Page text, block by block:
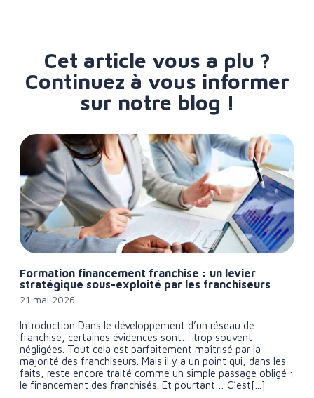
Cet article vous a plu ?
Continuez à vous informer
sur notre blog !
Formation financement franchise : un levier
stratégique sous-exploité par les franchiseurs
21 mai 2026
Introduction Dans le développement d’un réseau de
franchise, certaines évidences sont… trop souvent
négligées. Tout cela est parfaitement maîtrisé par la
majorité des franchiseurs. Mais il y a un point qui, dans les
faits, reste encore traité comme un simple passage obligé :
le financement des franchisés. Et pourtant… C’est[...]